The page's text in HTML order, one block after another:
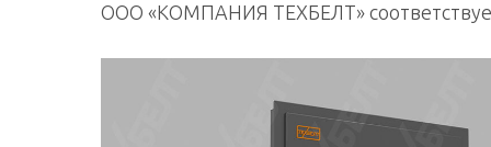
ООО «КОМПАНИЯ ТЕХБЕЛТ»